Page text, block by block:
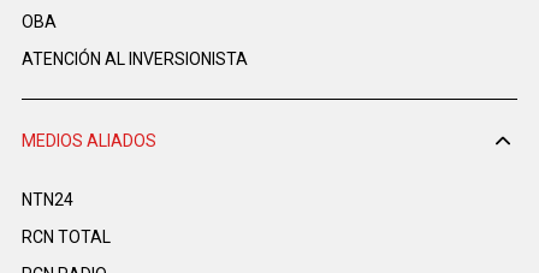
OBA
ATENCIÓN AL INVERSIONISTA
MEDIOS ALIADOS
NTN24
RCN TOTAL